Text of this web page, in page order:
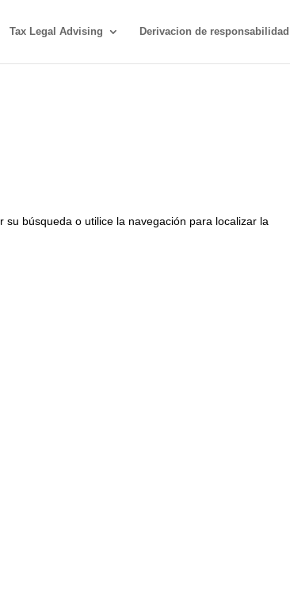
Tax Legal Advising Derivacion de responsabilidad
búsqueda o utilice la navegación para localizar la